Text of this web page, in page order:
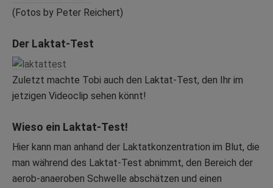
(Fotos by Peter Reichert)
Der Laktat-Test
Zuletzt machte Tobi auch den Laktat-Test, den Ihr im
jetzigen Videoclip sehen könnt!
Wieso ein Laktat-Test!
Hier kann man anhand der Laktatkonzentration im Blut, die
man während des Laktat-Test abnimmt, den Bereich der
aerob-anaeroben Schwelle abschätzen und einen